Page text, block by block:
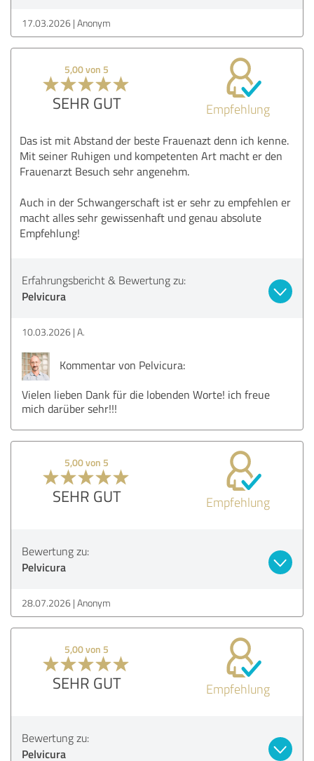
17.03.2026 Anonym
5,00 von 5
SEHR GUT Empfehlung
Das ist mit Abstand der beste Frauenazt denn ich kenne.
Mit seiner Ruhigen und kompetenten Art macht er den
Frauenarzt Besuch sehr angenehm.
Auch in der Schwangerschaft ist er sehr zu empfehlen er
macht alles sehr gewissenhaft und genau absolute
Empfehlung!
Erfahrungsbericht & Bewertung zu:
Pelvicura
10.03.2026 A.
Kommentar von Pelvicura:
Vielen lieben Dank für die lobenden Worte! ich freue
mich darüber sehr!!!
5,00 von 5
SEHR GUT Empfehlung
Bewertung zu:
Pelvicura
28.07.2026 Anonym
5,00 von 5
SEHR GUT Empfehlung
Bewertung zu:
Pelvicura